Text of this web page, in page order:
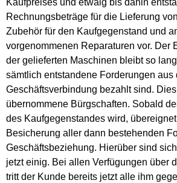
Kaufpreises und etwaig bis dahin
Rechnungsbeträge für die Lieferung
Zubehör für den Kaufgegenstand und
vorgenommenen Reparaturen vor. Der
der gelieferten Maschinen bleibt so
sämtlich entstandene Forderungen aus
Geschäftsverbindung bezahlt sind.
übernommene Bürgschaften. Sobald
des Kaufgegenstandes wird,
Besicherung aller dann bestehenden
Geschäftsbeziehung. Hierüber sind
jetzt einig. Bei allen Verfügungen über
tritt der Kunde bereits jetzt alle ihm